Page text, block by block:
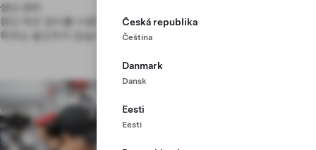
Česká republika
Čeština
Danmark
Dansk
Eesti
Eesti
생산 관리
첨단 제조 장비를 사용하기 위한 현장 교육을 받으려면
학위는 필요하지 않습니다